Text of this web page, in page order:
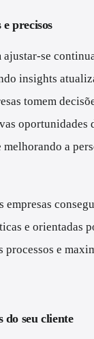
precisos
se
insights
tomem
oportunidades
a
e orientadas
processos e
do seu cliente